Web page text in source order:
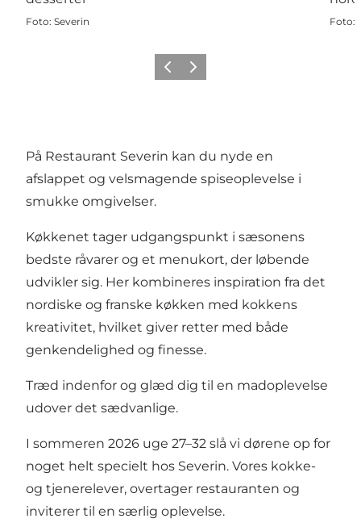
Foto: Severin Foto:
ForrigeNæste
På Restaurant Severin kan du nyde en
afslappet og velsmagende spiseoplevelse i
smukke omgivelser.
Køkkenet tager udgangspunkt i sæsonens
bedste råvarer og et menukort, der løbende
udvikler sig. Her kombineres inspiration fra det
nordiske og franske køkken med kokkens
kreativitet, hvilket giver retter med både
genkendelighed og finesse.
Træd indenfor og glæd dig til en madoplevelse
udover det sædvanlige.
I sommeren 2026 uge 27–32 slå vi dørene op for
noget helt specielt hos Severin. Vores kokke-
og tjenerelever, overtager restauranten og
inviterer til en særlig oplevelse.